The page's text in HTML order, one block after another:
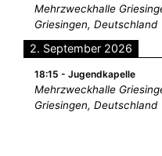
Mehrzweckhalle
Griesingen, Deutschland
2. September 2026
18:15 - Jugendkapelle
Mehrzweckhalle
Griesingen, Deutschland